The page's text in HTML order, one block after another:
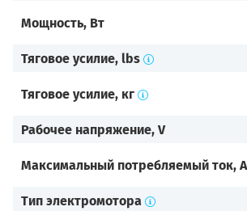
Мощность, Вт
Тяговое усилие, lbs
Тяговое усилие, кг
Рабочее напряжение, V
Максимальный потребляемый ток, А
Тип электромотора